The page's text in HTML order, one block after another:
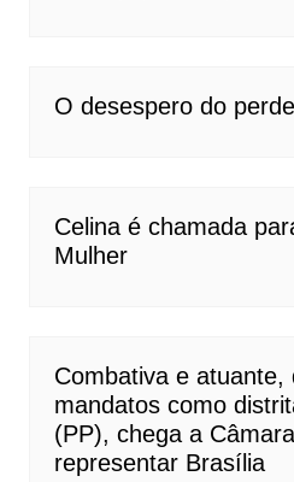
O desespero do
Celina é chamada
Mulher
Combativa e atuante,
mandatos como
(PP), chega a
representar Brasília